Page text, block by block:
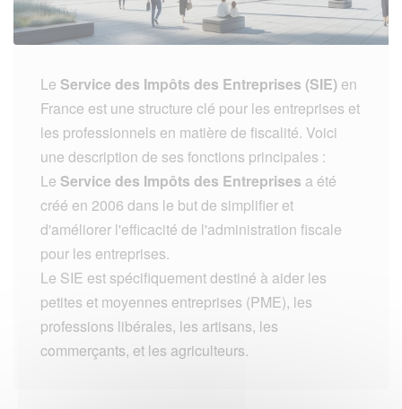
Le Service des Impôts des Entreprises (SIE) en
France est une structure clé pour les entreprises et
les professionnels en matière de fiscalité. Voici
une description de ses fonctions principales :
Le Service des Impôts des Entreprises a été
créé en 2006 dans le but de simplifier et
d'améliorer l'efficacité de l'administration fiscale
pour les entreprises.
Le SIE est spécifiquement destiné à aider les
petites et moyennes entreprises (PME), les
professions libérales, les artisans, les
commerçants, et les agriculteurs.